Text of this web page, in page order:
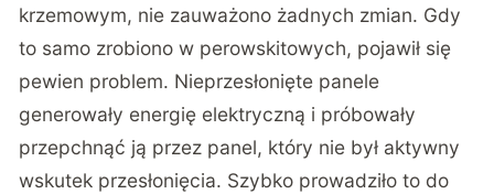
krzemowym, nie zauważono żadnych zmian. Gdy
to samo zrobiono w perowskitowych, pojawił się
pewien problem. Nieprzesłonięte panele
generowały energię elektryczną i próbowały
przepchnąć ją przez panel, który nie był aktywny
wskutek przesłonięcia. Szybko prowadziło to do